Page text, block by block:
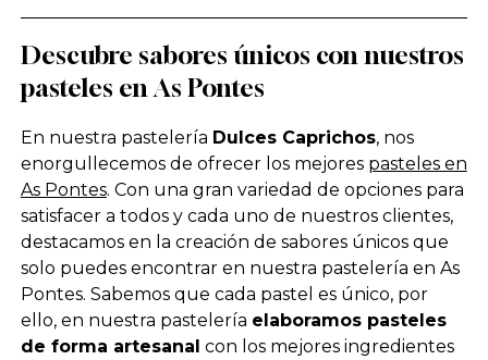
Descubre sabores únicos con nuestros
pasteles en As Pontes
En nuestra pastelería Dulces Caprichos, nos
enorgullecemos de ofrecer los mejores pasteles en
As Pontes. Con una gran variedad de opciones para
satisfacer a todos y cada uno de nuestros clientes,
destacamos en la creación de sabores únicos que
solo puedes encontrar en nuestra pastelería en As
Pontes. Sabemos que cada pastel es único, por
ello, en nuestra pastelería elaboramos pasteles
de forma artesanal con los mejores ingredientes